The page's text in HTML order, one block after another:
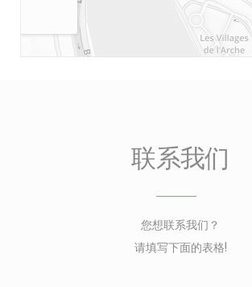
联系我们
您想联系我们？
请填写下面的表格!